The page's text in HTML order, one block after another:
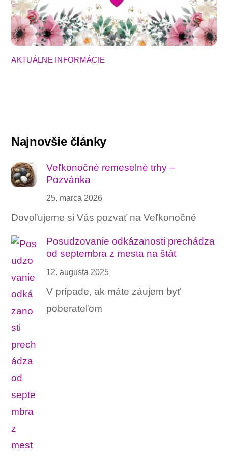
AKTUÁLNE INFORMÁCIE
Najnovšie články
Veľkonočné remeselné trhy –
Pozvánka
25. marca 2026
Dovoľujeme si Vás pozvať na Veľkonočné
Posudzovanie odkázanosti prechádza
od septembra z mesta na štát
12. augusta 2025
V prípade, ak máte záujem byť
poberateľom